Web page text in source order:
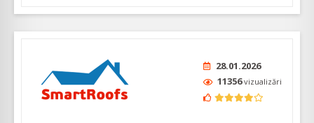
28.01.2026
11356vizualizări